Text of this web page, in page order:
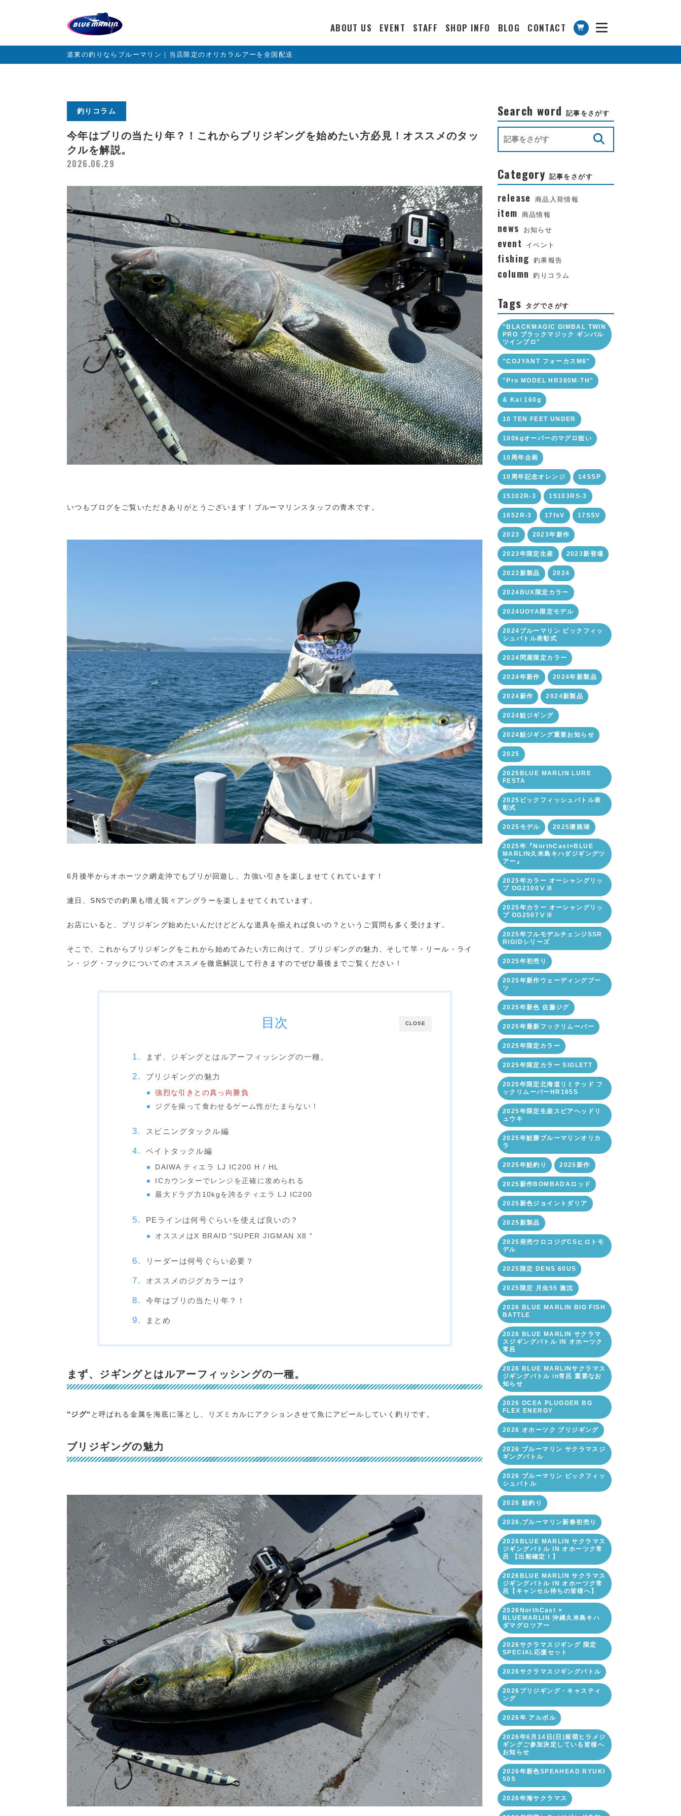
ABOUT US EVENT STAFF SHOP INFO BLOG CONTACT
道東の釣りならブルーマリン｜当店限定のオリカラルアーを全国配送
釣りコラム
今年はブリの当たり年？！これからブリジギングを始めたい方必見！オススメのタッ
クルを解説。
2026.06.29
いつもブログをご覧いただきありがとうございます！ブルーマリンスタッフの青木です。
6月後半からオホーツク網走沖でもブリが回遊し、力強い引きを楽しませてくれています！
連日、SNSでの釣果も増え我々アングラーを楽しませてくれています。
お店にいると、ブリジギング始めたいんだけどどんな道具を揃えれば良いの？というご質問も多く受けます。
そこで、これからブリジギングをこれから始めてみたい方に向けて、ブリジギングの魅力、そして竿・リール・ライ
ン・ジグ・フックについてのオススメを徹底解説して行きますのでぜひ最後までご覧ください！
CLOSE
目次
まず、ジギングとはルアーフィッシングの一種。
ブリジギングの魅力
強烈な引きとの真っ向勝負
ジグを操って食わせるゲーム性がたまらない！
スピニングタックル編
ベイトタックル編
DAIWA ティエラ LJ IC200 H / HL
ICカウンターでレンジを正確に攻められる
最大ドラグ力10kgを誇るティエラ LJ IC200
PEラインは何号ぐらいを使えば良いの？
オススメはX BRAID "SUPER JIGMAN X8 "
リーダーは何号ぐらい必要？
オススメのジグカラーは？
今年はブリの当たり年？！
まとめ
まず、ジギングとはルアーフィッシングの一種。
”ジグ” と呼ばれる金属を海底に落とし、リズミカルにアクションさせて魚にアピールしていく釣りです。
ブリジギングの魅力
Search word 記事をさがす
Category 記事をさがす
release 商品入荷情報
item 商品情報
news お知らせ
event イベント
fishing 釣果報告
column 釣りコラム
Tags タグでさがす
"BLACKMAGIC GIMBAL TWIN
PRO ブラックマジック ギンバル
ツインプロ"
"COJYANT フォーカスM6"
"Pro MODEL HR380M-TH"
& Kai 160g
10 TEN FEET UNDER
100kgオーバーのマグロ狙い
10周年企画
10周年記念オレンジ 14SSP
15102R-3 15103RS-3
1652R-3 17fsV 17SSV
2023 2023年新作
2023年限定生産 2023新登場
2023新製品 2024
2024BUX限定カラー
2024UOYA限定モデル
2024ブルーマリン ビックフィッ
シュバトル表彰式
2024問屋限定カラー
2024年新作 2024年新製品
2024新作 2024新製品
2024鮭ジギング
2024鮭ジギング重要お知らせ
2025
2025BLUE MARLIN LURE
FESTA
2025ビックフィッシュバトル表
彰式
2025モデル 2025塘路湖
2025年『NorthCast×BLUE
MARLIN久米島キハダジギングツ
アー』
2025年カラー オーシャングリッ
プ OG2100ⅤⅢ
2025年カラー オーシャングリッ
プ OG2507ⅤⅢ
2025年フルモデルチェンジSSR
RIGIDシリーズ
2025年初売り
2025年新作ウェーディングブー
ツ
2025年新色 佐藤ジグ
2025年最新フックリムーバー
2025年限定カラー
2025年限定カラー SIGLETT
2025年限定北海道リミテッド フ
ックリムーバーHR165S
2025年限定生産スピアヘッドリ
ュウキ
2025年鮭勝ブルーマリンオリカ
ラ
2025年鮭釣り 2025新作
2025新作BOMBADAロッド
2025新色ジョイントダリア
2025新製品
2025発売ウロコジグCSヒロトモ
デル
2025限定 DENS 60US
2025限定 月虫55 激沈
2026 BLUE MARLIN BIG FISH
BATTLE
2026 BLUE MARLIN サクラマ
スジギングバトル IN オホーツク
常呂
2026 BLUE MARLINサクラマス
ジギングバトル in常呂 重要なお
知らせ
2026 OCEA PLUGGER BG
FLEX ENERGY
2026 オホーツク ブリジギング
2026 ブルーマリン サクラマスジ
ギングバトル
2026 ブルーマリン ビックフィッ
シュバトル
2026 鮭釣り
2026.ブルーマリン新春初売り
2026BLUE MARLIN サクラマス
ジギングバトル IN オホーツク常
呂 【出船確定！】
2026BLUE MARLIN サクラマス
ジギングバトル IN オホーツク常
呂【キャンセル待ちの皆様へ】
2026NorthCast ×
BLUEMARLIN 沖縄久米島キハ
ダマグロツアー
2026サクラマスジギング 限定
SPECIAL応援セット
2026サクラマスジギングバトル
2026ブリジギング・キャスティ
ング
2026年 アルボル
2026年6月14日(日)留萌ヒラメジ
ギングご参加決定している皆様へ
お知らせ
2026年新色SPEAHEAD RYUKI
50S
2026年海サクラマス